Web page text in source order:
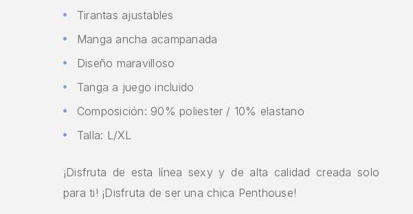
Tirantas ajustables
Manga ancha acampanada
Diseño maravilloso
Tanga a juego incluido
Composición: 90% poliester / 10% elastano
Talla: L/XL
¡Disfruta de esta línea sexy y de alta calidad creada solo
para ti! ¡Disfruta de ser una chica Penthouse!